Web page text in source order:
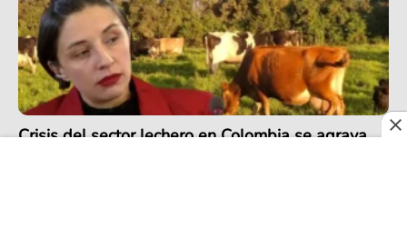
Crisis del sector lechero en Colombia se agrava